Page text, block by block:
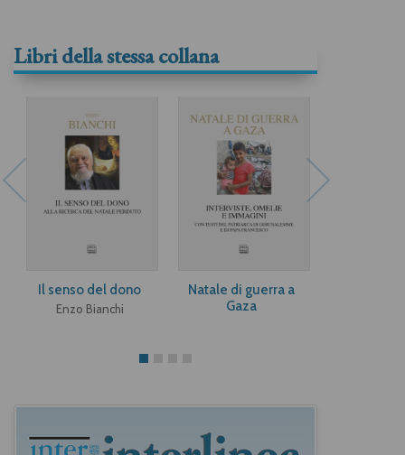
Libri della stessa collana
Il senso del dono
Enzo Bianchi
Natale di guerra a
Gaza